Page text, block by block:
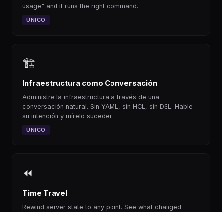
usage" and it runs the right command.
ÚNICO
🏗
Infraestructura como Conversación
Administre la infraestructura a través de una
conversación natural. Sin YAML, sin HCL, sin DSL. Hable
su intención y mírelo suceder.
ÚNICO
⏪
Time Travel
Rewind server state to any point. See what changed